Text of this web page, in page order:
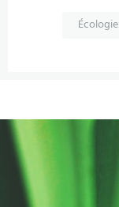
Écologie